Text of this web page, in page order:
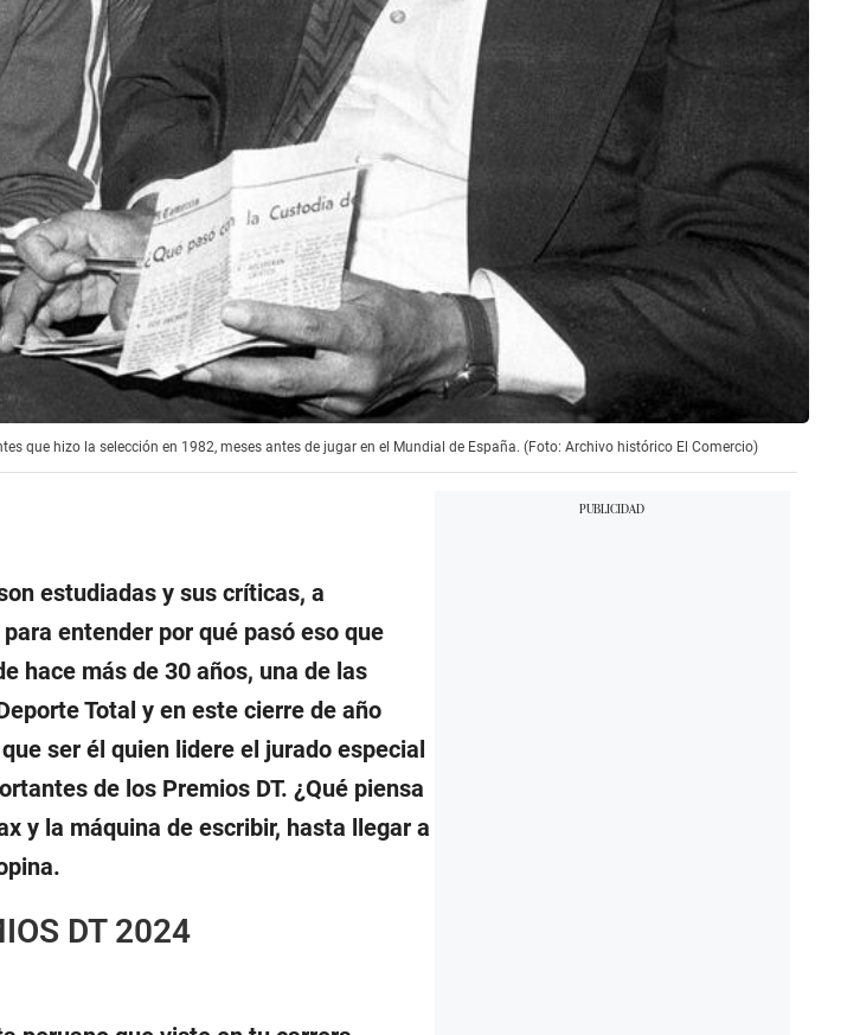
que hizo la selección en 1982, meses antes de jugar en el Mundial de España. (Foto: Archivo histórico El Comercio)
estudiadas y sus críticas, a
entender por qué pasó eso que
hace más de 30 años, una de las
Total y en este cierre de año
ser él quien lidere el jurado especial
de los Premios DT. ¿Qué piensa
y la máquina de escribir, hasta llegar a
DT 2024